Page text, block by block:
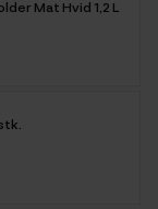
Mat Hvid 1,2 L